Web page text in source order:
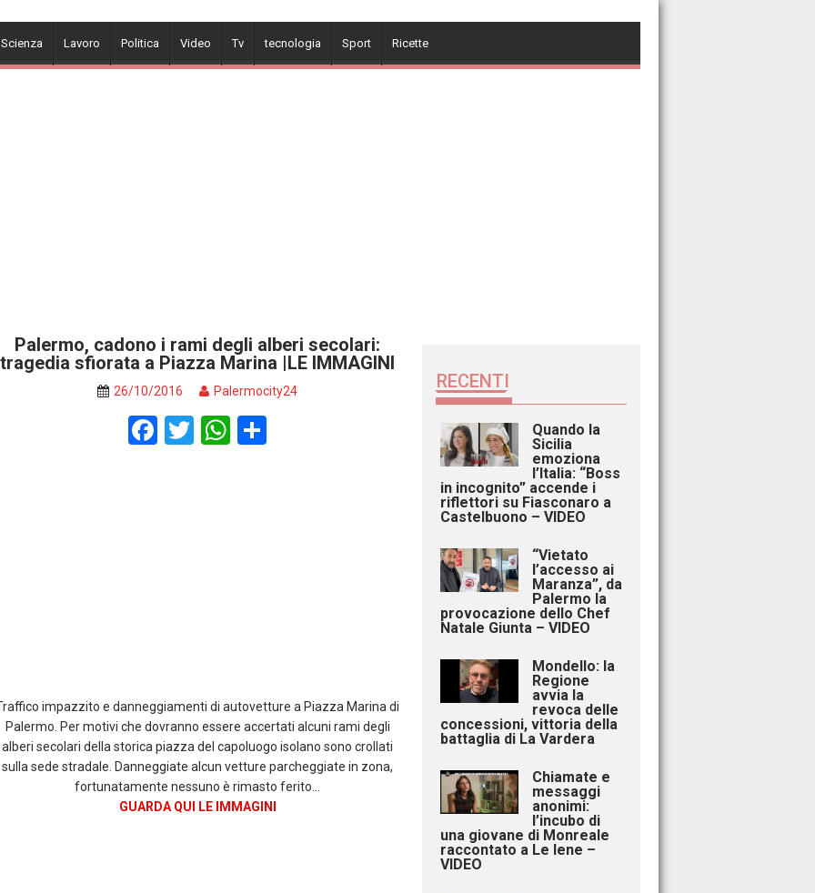
Lavoro Politica Video Tv tecnologia Sport Ricette
Palermo, cadono i rami degli alberi secolari:
tragedia sfiorata a Piazza Marina |LE IMMAGINI
26/10/2016 Palermocity24
F
T W
impazzito e danneggiamenti di autovetture a Piazza Marina di
Palermo. Per motivi che dovranno essere accertati alcuni rami degli
alberi secolari della storica piazza del capoluogo isolano sono crollati
sulla sede stradale. Danneggiate alcun vetture parcheggiate in zona,
fortunatamente nessuno è rimasto ferito…
GUARDA QUI LE IMMAGINI
RECENTI
Quando la
Sicilia
emoziona
l’Italia: “Boss
in incognito” accende i
riflettori su Fiasconaro a
Castelbuono – VIDEO
“Vietato
l’accesso ai
Maranza”, da
Palermo la
provocazione dello Chef
Natale Giunta – VIDEO
Mondello: la
Regione
avvia la
revoca delle
concessioni, vittoria della
battaglia di La Vardera
Chiamate e
messaggi
anonimi:
l’incubo di
una giovane di Monreale
raccontato a Le Iene –
VIDEO